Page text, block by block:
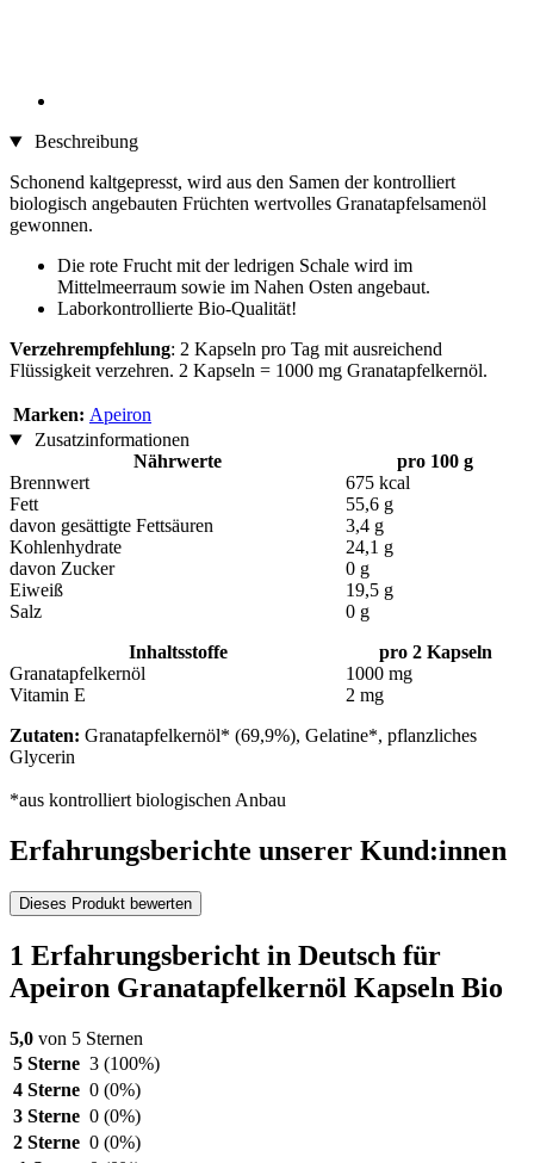
Beschreibung
Schonend kaltgepresst, wird aus den Samen der kontrolliert
biologisch angebauten Früchten wertvolles Granatapfelsamenöl
gewonnen.
Die rote Frucht mit der ledrigen Schale wird im
Mittelmeerraum sowie im Nahen Osten angebaut.
Laborkontrollierte Bio-Qualität!
Verzehrempfehlung: 2 Kapseln pro Tag mit ausreichend
Flüssigkeit verzehren. 2 Kapseln = 1000 mg Granatapfelkernöl.
Marken: Apeiron
Zusatzinformationen
Nährwerte
pro 100 g
Brennwert
675 kcal
Fett
55,6 g
davon gesättigte Fettsäuren
3,4 g
Kohlenhydrate
24,1 g
davon Zucker
0 g
Eiweiß
19,5 g
Salz
0 g
Inhaltsstoffe
pro 2 Kapseln
Granatapfelkernöl
1000 mg
Vitamin E
2 mg
Zutaten: Granatapfelkernöl* (69,9%), Gelatine*, pflanzliches
Glycerin
*aus kontrolliert biologischen Anbau
Erfahrungsberichte unserer Kund:innen
Dieses Produkt bewerten
1 Erfahrungsbericht in Deutsch für
Apeiron Granatapfelkernöl Kapseln Bio
5,0 von 5 Sternen
5 Sterne 3 (100%)
4 Sterne 0 (0%)
3 Sterne 0 (0%)
2 Sterne 0 (0%)